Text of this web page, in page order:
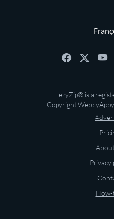
ezyZip® is a
CopyrightWebbyAppy
Privacy
How-